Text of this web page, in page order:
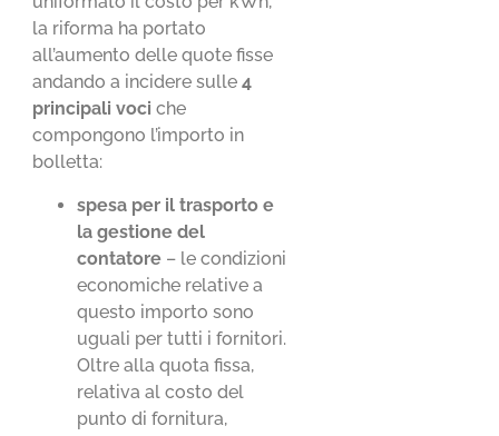
la riforma ha portato
all’aumento delle quote fisse
andando a incidere sulle4
principali vociche
compongono l’importo in
bolletta:
spesa per il trasporto e
la gestione del
contatore – le condizioni
economiche relative a
questo importo sono
uguali per tutti i fornitori.
Oltre alla quota fissa,
relativa al costo del
punto di fornitura,